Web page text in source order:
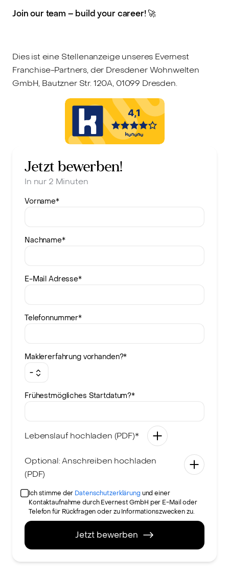
Join our team – build your career! 🚀
Dies ist eine Stellenanzeige unseres Evernest
Franchise-Partners, der Dresdener Wohnwelten
GmbH, Bautzner Str. 120A, 01099 Dresden.
Jetzt bewerben!
In nur 2 Minuten
Vorname*
Nachname*
E-Mail Adresse*
Telefonnummer*
Maklererfahrung vorhanden?*
-
Frühestmögliches Startdatum?*
Lebenslauf hochladen (PDF)*
Optional: Anschreiben hochladen
(PDF)
Ich stimme der Datenschutzerklärung und einer
Kontaktaufnahme durch Evernest GmbH per E-Mail oder
Telefon für Rückfragen oder zu Informationszwecken zu.
Jetzt bewerben